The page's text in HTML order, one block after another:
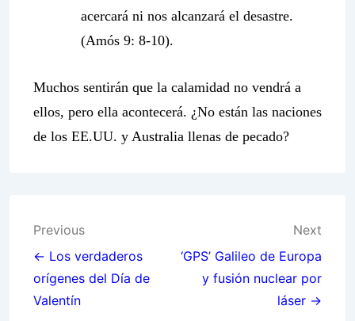
acercará ni nos alcanzará el desastre.
(Amós 9: 8-10).
Muchos sentirán que la calamidad no vendrá a
ellos, pero ella acontecerá. ¿No están las naciones
de los EE.UU. y Australia llenas de pecado?
Post
navigation
Previous
← Los verdaderos
orígenes del Día de
Valentín
Next
‘GPS’ Galileo de Europa
y fusión nuclear por
láser →